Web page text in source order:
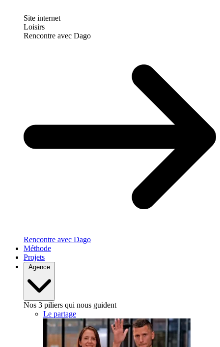
Site internet
Loisirs
Rencontre avec Dago
Rencontre avec Dago
Méthode
Projets
Agence
Nos 3 piliers qui nous guident
Le partage